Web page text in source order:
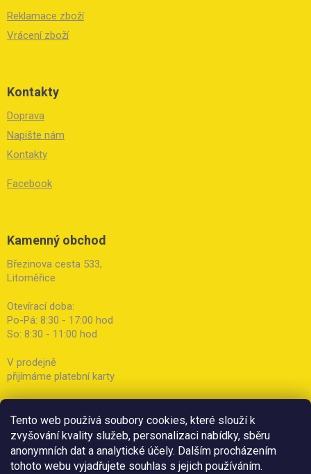
Tento web používá soubory cookies, které slouží k
zvyšování kvality služeb, personalizaci nabídky, sběru
anonymních dat a analytické účely. Dalším procházením
tohoto webu vyjadřujete souhlas s jejich používáním.
Reklamace zboží
Vrácení zboží
Kontakty
Doprava
Napište nám
Kontakty
Facebook
Kamenný obchod
Březinova cesta 533,
Litoměřice
Otevírací doba:
Po-Pá: 8:30 - 17:00 hod
So: 8:30 - 11:00 hod
V prodejně
přijímáme platební karty